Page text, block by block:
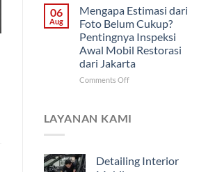
Memantau
Progres
Restorasi
Mobil
Jarak
Jauh
untuk
Jakarta
06
Aug
Mengapa Estimasi dari
Foto Belum Cukup?
Pentingnya Inspeksi
Awal Mobil Restorasi
dari Jakarta
Comments Offon
dari
Pentingnya
LAYANAN KAMI
Detailing Interior